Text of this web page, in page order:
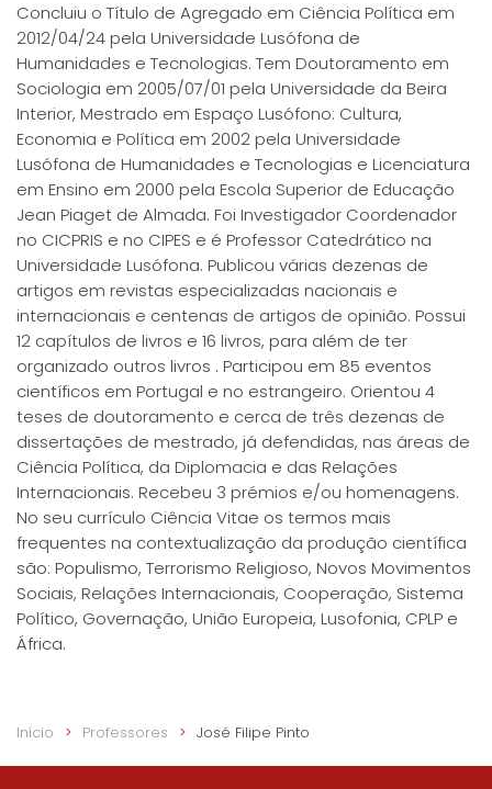
Concluiu o Título de Agregado em Ciência Política em
2012/04/24 pela Universidade Lusófona de
Humanidades e Tecnologias. Tem Doutoramento em
Sociologia em 2005/07/01 pela Universidade da Beira
Interior, Mestrado em Espaço Lusófono: Cultura,
Economia e Política em 2002 pela Universidade
Lusófona de Humanidades e Tecnologias e Licenciatura
em Ensino em 2000 pela Escola Superior de Educação
Jean Piaget de Almada. Foi Investigador Coordenador
no CICPRIS e no CIPES e é Professor Catedrático na
Universidade Lusófona. Publicou várias dezenas de
artigos em revistas especializadas nacionais e
internacionais e centenas de artigos de opinião. Possui
12 capítulos de livros e 16 livros, para além de ter
organizado outros livros . Participou em 85 eventos
científicos em Portugal e no estrangeiro. Orientou 4
teses de doutoramento e cerca de três dezenas de
dissertações de mestrado, já defendidas, nas áreas de
Ciência Política, da Diplomacia e das Relações
Internacionais. Recebeu 3 prémios e/ou homenagens.
No seu currículo Ciência Vitae os termos mais
frequentes na contextualização da produção científica
são: Populismo, Terrorismo Religioso, Novos Movimentos
Sociais, Relações Internacionais, Cooperação, Sistema
Político, Governação, União Europeia, Lusofonia, CPLP e
África.
Início Professores José Filipe Pinto